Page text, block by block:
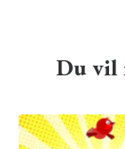
Du vil